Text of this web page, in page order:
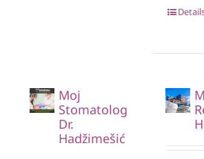
Moj
Stomatolog
Dr.
Hadžimešić